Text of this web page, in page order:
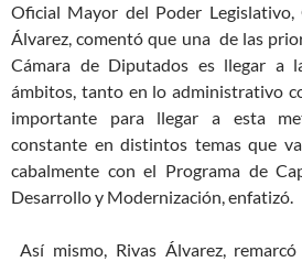
Oficial Mayor del Poder Legislativo,
Álvarez, comentó que una de las
Cámara de Diputados es llegar a
ámbitos, tanto en lo administrativo
importante para llegar a esta
constante en distintos temas que
cabalmente con el Programa de
Desarrollo y Modernización, enfatizó.
Así mismo, Rivas Álvarez,